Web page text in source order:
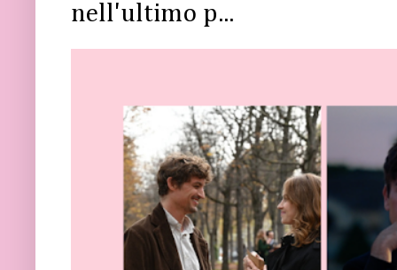
nell'ultimo p...